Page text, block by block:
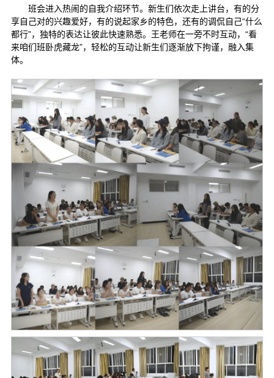
班会进入热闹的自我介绍环节。新生们依次走上讲台，有的分
享自己对的兴趣爱好，有的说起家乡的特色，还有的调侃自己“什么
都行”，独特的表达让彼此快速熟悉。王老师在一旁不时互动，“看
来咱们班卧虎藏龙”，轻松的互动让新生们逐渐放下拘谨，融入集
体。